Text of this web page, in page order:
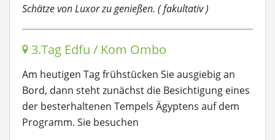
Schätze von Luxor zu genießen. ( fakultativ )
3.Tag Edfu / Kom Ombo
Am heutigen Tag frühstücken Sie ausgiebig an
Bord, dann steht zunächst die Besichtigung eines
der besterhaltenen Tempels Ägyptens auf dem
Programm. Sie besuchen